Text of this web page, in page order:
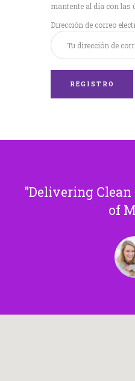
mantente al día con las
Dirección de correo
Delivering Clean
of